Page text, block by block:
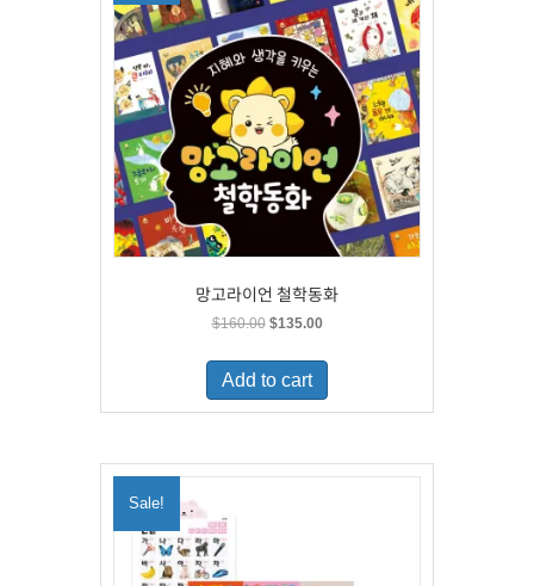
망고라이언 철학동화
$160.00 Original
was:
$160.00.
$135.00Current
is:
Add to cart
Sale!